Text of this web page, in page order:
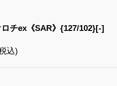
ロチex《SAR》{127/102}[-]
込)